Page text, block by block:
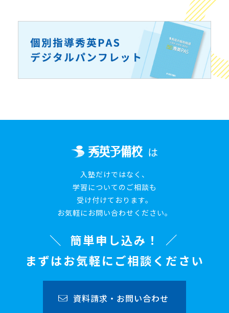
は
入塾だけではなく、
学習についてのご相談も
受け付けております。
お気軽にお問い合わせください。
簡単申し込み！
まずはお気軽にご相談ください
資料請求・お問い合わせ